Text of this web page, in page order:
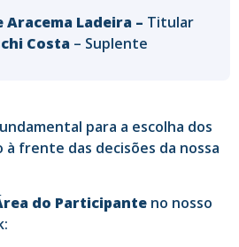
Ladeira – Titular
Costa – Suplente
para a escolha dos
frente das decisões da nossa
do Participante no nosso